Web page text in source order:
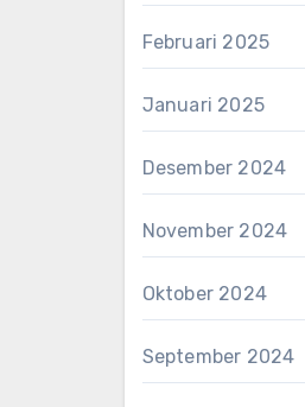
Februari 2025
Januari 2025
Desember 2024
November 2024
Oktober 2024
September 2024